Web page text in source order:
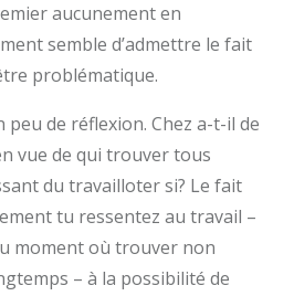
aucunement en
semble d’admettre le fait
problématique.
peu de réflexion. Chez a-t-il de
vue de qui trouver tous
du travailloter si? Le fait
tu ressentez au travail –
moment où trouver non
– à la possibilité de